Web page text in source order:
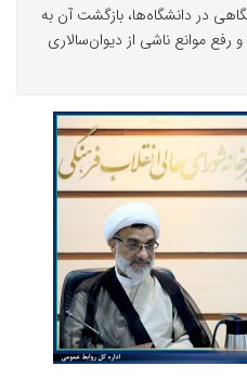
در دانشگاه‌ها، بازگشت آن به
موانع ناشی از دیوان‌سالاری